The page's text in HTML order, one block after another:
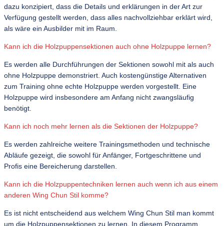
dazu konzipiert, dass die Details und erklärungen in der Art zur
Verfügung gestellt werden, dass alles nachvollziehbar erklärt wird,
als wäre ein Ausbilder mit im Raum.
Kann ich die Holzpuppensektionen auch ohne Holzpuppe lernen?
Es werden alle Durchführungen der Sektionen sowohl mit als auch
ohne Holzpuppe demonstriert. Auch kostengünstige Alternativen
zum Training ohne echte Holzpuppe werden vorgestellt. Eine
Holzpuppe wird insbesondere am Anfang nicht zwangsläufig
benötigt.
Kann ich noch mehr lernen als die Sektionen der Holzpuppe?
Es werden zahlreiche weitere Trainingsmethoden und technische
Abläufe gezeigt, die sowohl für Anfänger, Fortgeschrittene und
Profis eine Bereicherung darstellen.
Kann ich die Holzpuppentechniken lernen auch wenn ich aus einem
anderen Wing Chun Stil komme?
Es ist nicht entscheidend aus welchem Wing Chun Stil man kommt
um die Holzpuppensektionen zu lernen. In diesem Programm